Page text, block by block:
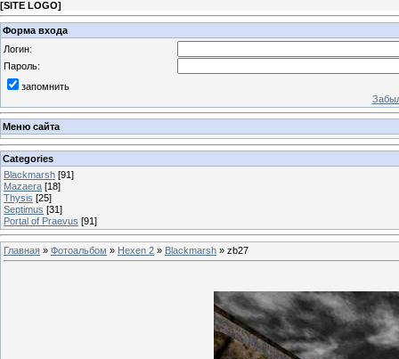
[SITE LOGO]
Форма входа
Логин:
Пароль:
запомнить
Меню сайта
Categories
Blackmarsh [91]
Mazaera [18]
Thysis [25]
Septimus [31]
Portal of Praevus [91]
Главная » Фотоальбом » Hexen 2 » Blackmarsh » zb27